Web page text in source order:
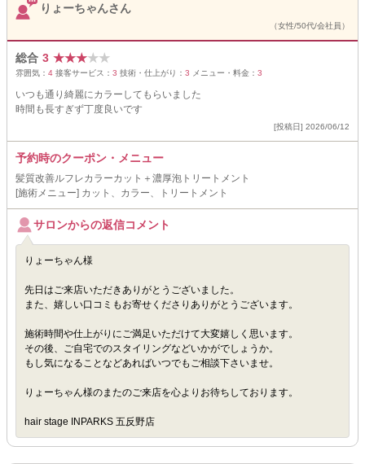
りょーちゃんさん
（女性/50代/会社員）
総合 3 ★★★★★
雰囲気： 4 接客サービス： 3 技術・仕上がり： 3 メニュー・料金： 3
いつも通り綺麗にカラーしてもらいました
時間も長すぎず丁度良いです
[投稿日] 2026/06/12
予約時のクーポン・メニュー
髪質改善ルフレカラーカット＋濃厚泡トリートメント
[施術メニュー] カット、カラー、トリートメント
サロンからの返信コメント
りょーちゃん様
先日はご来店いただきありがとうございました。
また、嬉しい口コミもお寄せくださりありがとうございます。
施術時間や仕上がりにご満足いただけて大変嬉しく思います。
その後、ご自宅でのスタイリングなどいかがでしょうか。
もし気になることなどあればいつでもご相談下さいませ。
りょーちゃん様のまたのご来店を心よりお待ちしております。
hair stage INPARKS 五反野店